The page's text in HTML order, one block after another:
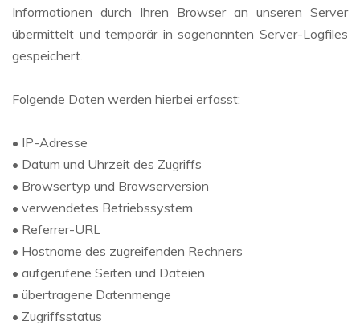
Informationen durch Ihren Browser an unseren Server
übermittelt und temporär in sogenannten Server-Logfiles
gespeichert.
Folgende Daten werden hierbei erfasst:
• IP-Adresse
• Datum und Uhrzeit des Zugriffs
• Browsertyp und Browserversion
• verwendetes Betriebssystem
• Referrer-URL
• Hostname des zugreifenden Rechners
• aufgerufene Seiten und Dateien
• übertragene Datenmenge
• Zugriffsstatus